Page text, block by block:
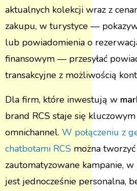
aktualnych kolekcji wraz z
zakupu, w turystyce —
lub powiadomienia o
finansowym — przesyłać
transakcyjne z możliwością
Dla firm, które inwestują w
brand RCS staje się
omnichannel. W połączeniu z
chatbotami RCS można
zautomatyzowane kampanie,
jest jednocześnie personalna,